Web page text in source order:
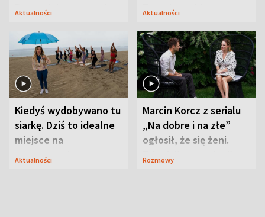
Przyrodnicy zwracają
Aktualności
Tarnobrzeskim
Aktualności
Kiedyś wydobywano tu
siarkę. Dziś to idealne
miejsce na
wypoczynek
Aktualności
Marcin Korcz z serialu
„Na dobre i na złe”
ogłosił, że się żeni.
Zdradził, co zmienił
Rozmowy